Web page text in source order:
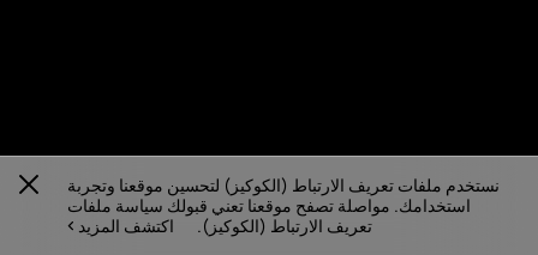
نستخدم ملفات تعريف الارتباط (الكوكيز) لتحسين موقعنا وتجربة
استخدامك. مواصلة تصفح موقعنا تعني قبولك سياسة ملفات
تعريف الارتباط (الكوكيز).
اكتشف المزيد